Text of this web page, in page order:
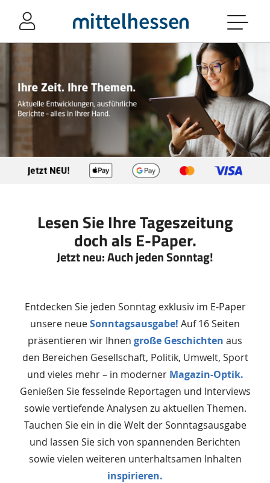
Navigation
Header
Footer
Lesen Sie Ihre Tageszeitung
doch als E-Paper.
Jetzt neu: Auch jeden Sonntag!
Entdecken Sie jeden Sonntag exklusiv im E-Paper
unsere neueSonntagsausgabe! Auf 16 Seiten
präsentieren wir Ihnen große Geschichten aus
den Bereichen Gesellschaft, Politik, Umwelt, Sport
und vieles mehr – in moderner Magazin-Optik.
Genießen Sie fesselnde Reportagen und Interviews
sowie vertiefende Analysen zu aktuellen Themen.
Tauchen Sie ein in die Welt der Sonntagsausgabe
und lassen Sie sich von spannenden Berichten
sowie vielen weiteren unterhaltsamen Inhalten
inspirieren.